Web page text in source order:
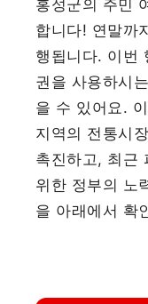
홍성군의 주민
합니다! 연말까
행됩니다. 이번
권을 사용하시
을 수 있어요.
지역의 전통시
촉진하고, 최근
위한 정부의 노
을 아래에서 확